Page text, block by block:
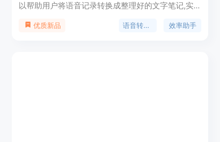
以帮助用户将语音记录转换成整理好的文字笔记,实
字、智能汇总关键点、支持多语言、可在线编辑修
优质新品 语音转文字 效率助手